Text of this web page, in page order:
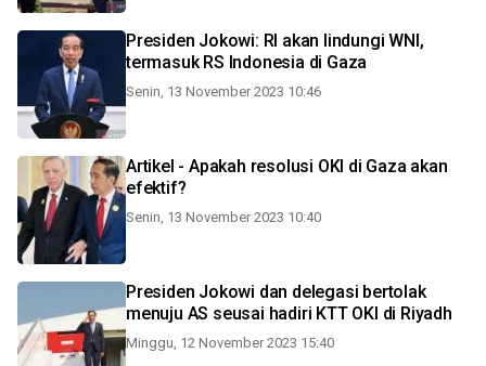
Presiden Jokowi: RI akan lindungi WNI,
termasuk RS Indonesia di Gaza
Senin, 13 November 2023 10:46
Artikel - Apakah resolusi OKI di Gaza akan
efektif?
Senin, 13 November 2023 10:40
Presiden Jokowi dan delegasi bertolak
menuju AS seusai hadiri KTT OKI di Riyadh
Minggu, 12 November 2023 15:40